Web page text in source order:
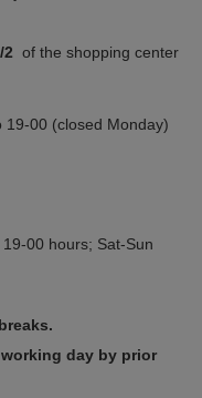
2 of the shopping center
19-00 (closed Monday)
00 hours; Sat-Sun
day by prior